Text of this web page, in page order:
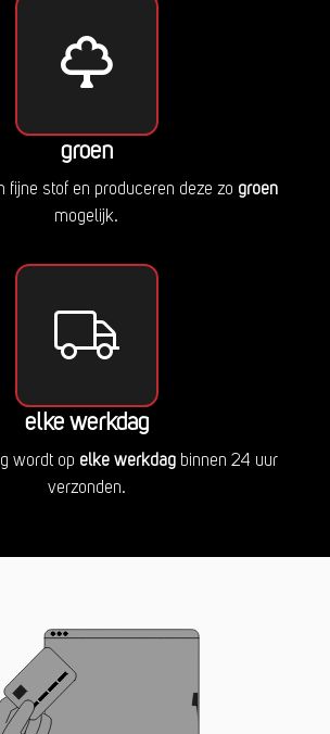
groen
fijne stof en produceren deze zo groen
mogelijk.
elke werkdag
wordt op elke werkdagbinnen 24 uur
verzonden.